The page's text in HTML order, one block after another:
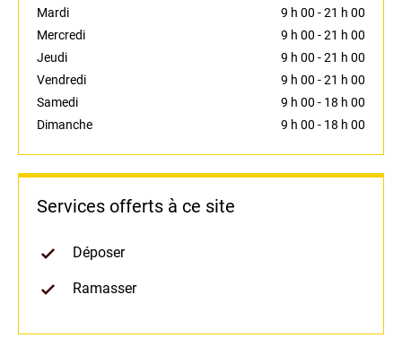
Mardi
9 h 00 -21 h 00
Mercredi
9 h 00 -21 h 00
Jeudi
9 h 00 -21 h 00
Vendredi
9 h 00 -21 h 00
Samedi
9 h 00 - 18 h 00
Dimanche
9 h 00 - 18 h 00
Services offerts à ce site
Déposer
Ramasser